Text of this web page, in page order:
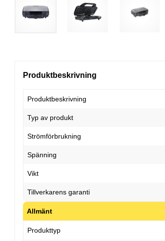
Produktbeskrivning
Produktbeskrivning
Typ av produkt
Strömförbrukning
Spänning
Vikt
Tillverkarens garanti
Allmänt
Produkttyp